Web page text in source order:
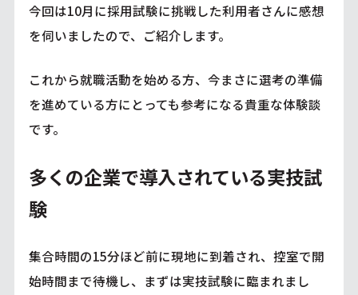
今回は10月に採用試験に挑戦した利用者さんに感想
を伺いましたので、ご紹介します。
これから就職活動を始める方、今まさに選考の準備
を進めている方にとっても参考になる貴重な体験談
です。
多くの企業で導入されている実技試
験
集合時間の15分ほど前に現地に到着され、控室で開
始時間まで待機し、まずは実技試験に臨まれまし